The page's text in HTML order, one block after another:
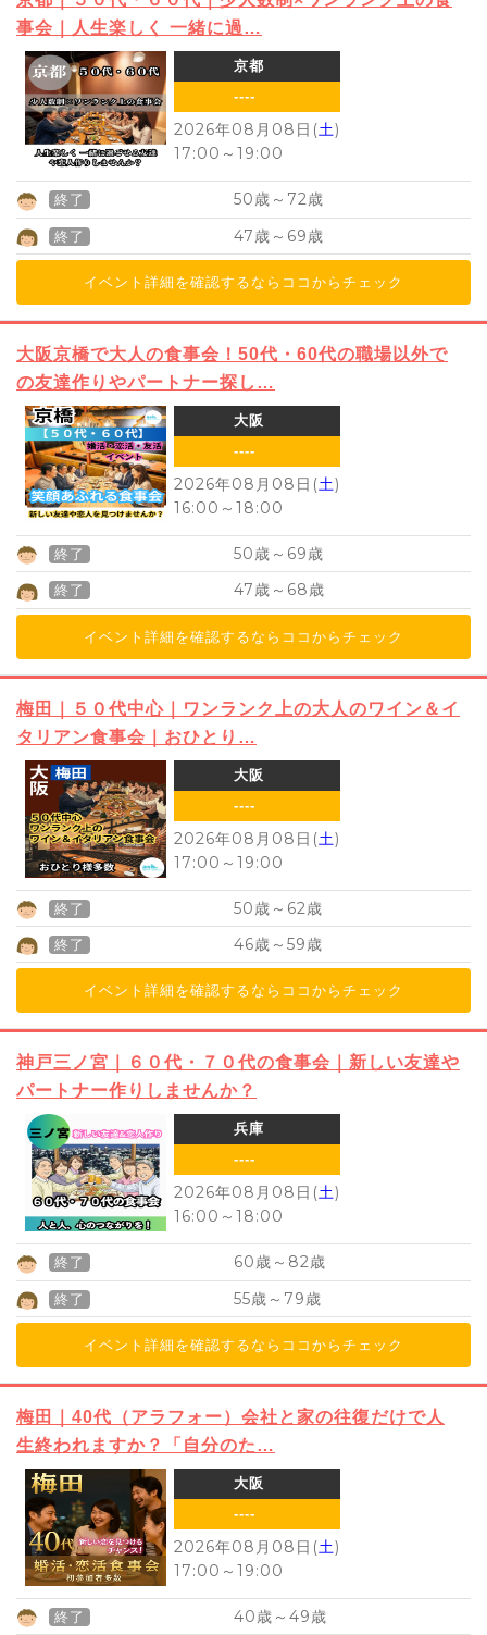
事会｜人生楽しく 一緒に過…
京都
----
2026年08月08日(土)
17:00 ～ 19:00
終了 50歳～ 72歳
終了 47歳～ 69歳
イベント詳細を確認するならココからチェック
大阪京橋で大人の食事会！50代・60代の職場以外で
の友達作りやパートナー探し…
大阪
----
2026年08月08日(土)
16:00 ～ 18:00
終了 50歳～ 69歳
終了 47歳～ 68歳
イベント詳細を確認するならココからチェック
梅田｜５０代中心｜ワンランク上の大人のワイン＆イ
タリアン食事会｜おひとり…
大阪
----
2026年08月08日(土)
17:00 ～ 19:00
終了 50歳～ 62歳
終了 46歳～ 59歳
イベント詳細を確認するならココからチェック
神戸三ノ宮｜６０代・７０代の食事会｜新しい友達や
パートナー作りしませんか？
兵庫
----
2026年08月08日(土)
16:00 ～ 18:00
終了 60歳～ 82歳
終了 55歳～ 79歳
イベント詳細を確認するならココからチェック
梅田｜40代（アラフォー）会社と家の往復だけで人
生終われますか？「自分のた…
大阪
----
2026年08月08日(土)
17:00 ～ 19:00
終了 40歳～ 49歳